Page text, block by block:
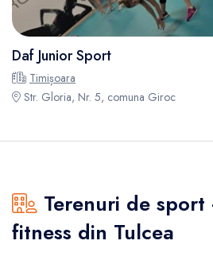
Daf Junior Sport
Timișoara
Str. Gloria, Nr. 5, comuna Giroc
Terenuri de sport
fitness din Tulcea